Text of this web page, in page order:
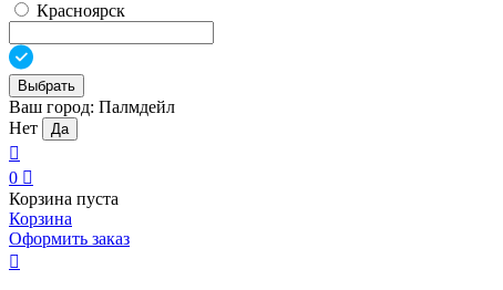
Красноярск
Выбрать
Ваш город: Палмдейл
Нет
Да

0 
Корзина пуста
Корзина
Оформить заказ
